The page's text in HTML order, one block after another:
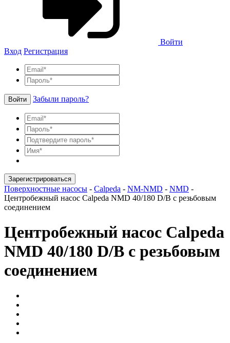
Войти
Вход Регистрация
Войти Забыли пароль?
Зарегистрироваться
Поверхностные насосы - Calpeda - NM-NMD - NMD -
Центробежный насос Calpeda NMD 40/180 D/B с резьбовым
соединением
Центробежный насос Calpeda
NMD 40/180 D/B с резьбовым
соединением